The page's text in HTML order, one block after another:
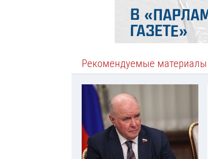
Рекомендуемые материалы